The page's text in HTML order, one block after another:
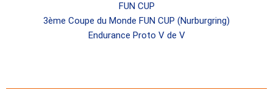
FUN CUP
3ème Coupe du Monde FUN CUP (Nurburgring)
Endurance Proto V de V